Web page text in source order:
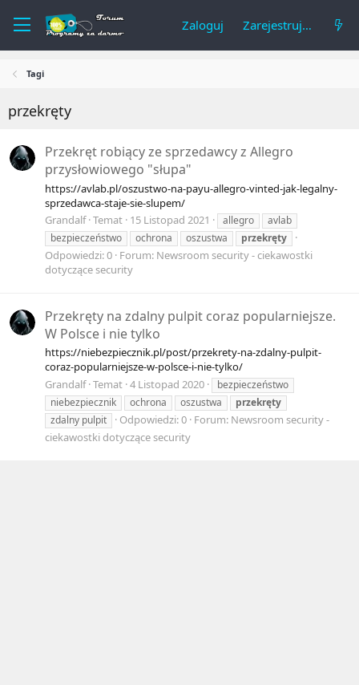
Zaloguj Zarejestruj się
Tagi
przekręty
Przekręt robiący ze sprzedawcy z Allegro
przysłowiowego "słupa"
https://avlab.pl/oszustwo-na-payu-allegro-vinted-jak-legalny-
sprzedawca-staje-sie-slupem/
Grandalf Temat 15 Listopad 2021 allegro
avlab
bezpieczeństwo
ochrona oszustwa przekręty
Odpowiedzi: 0 Forum: Newsroom security - ciekawostki
dotyczące security
Przekręty na zdalny pulpit coraz popularniejsze.
W Polsce i nie tylko
https://niebezpiecznik.pl/post/przekrety-na-zdalny-pulpit-
coraz-popularniejsze-w-polsce-i-nie-tylko/
Grandalf Temat 4 Listopad 2020
bezpieczeństwo
niebezpiecznik
ochrona oszustwa
przekręty
zdalny pulpit
Odpowiedzi: 0 Forum: Newsroom security -
ciekawostki dotyczące security